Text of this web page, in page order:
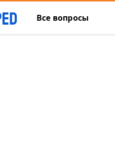
Все вопросы